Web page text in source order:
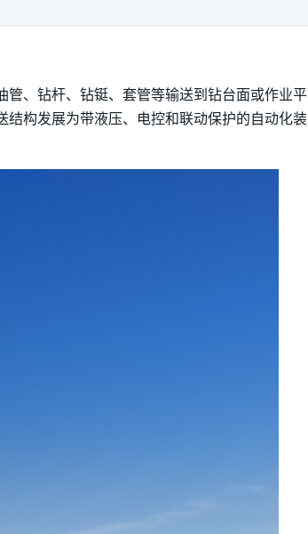
、钻杆、钻铤、套管等输送到钻台面或作业平
构发展为带液压、电控和联动保护的自动化装